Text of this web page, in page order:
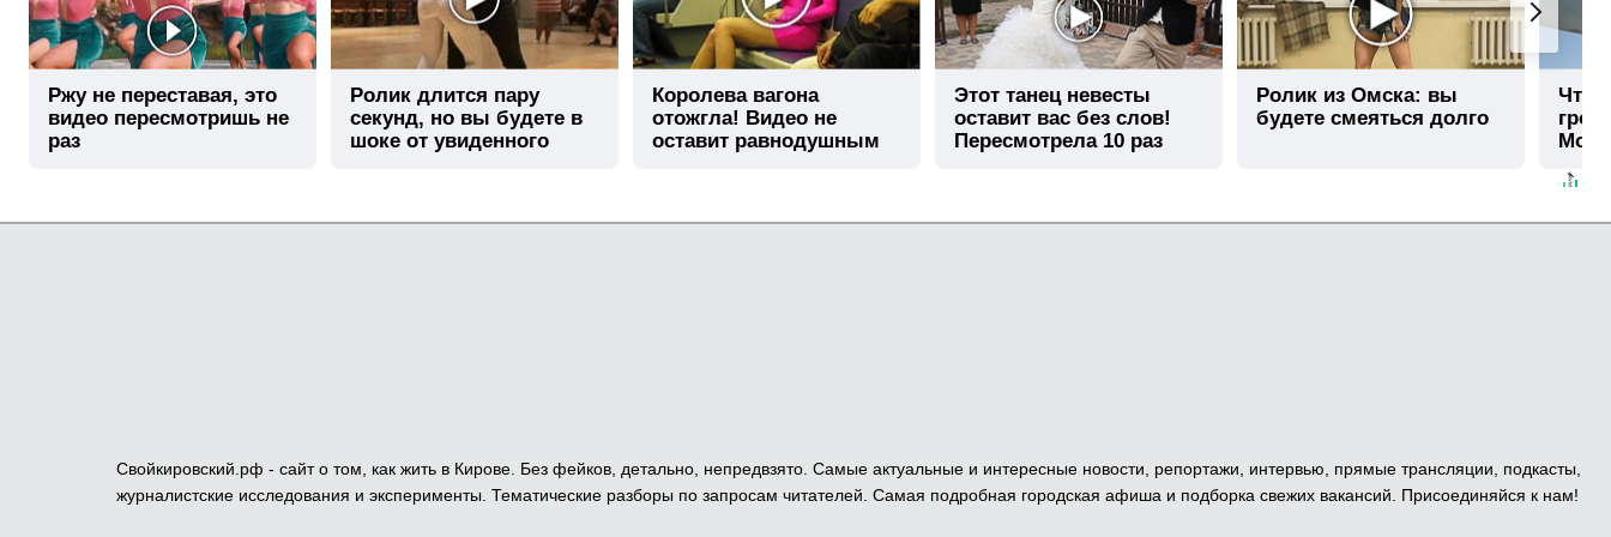
Ржу не переставая, это
видео пересмотришь не
раз
Ролик длится пару
секунд, но вы будете в
шоке от увиденного
Королева вагона
отожгла! Видео не
оставит равнодушным
Этот танец невесты
оставит вас без слов!
Пересмотрела 10 раз
Ролик из Омска: вы
будете смеяться долго
Что
Свойкировский.рф - сайт о том, как жить в Кирове. Без фейков, детально, непредвзято. Самые актуальные и интересные новости, репортажи, интервью, прямые трансляции, подкасты,
журналистские исследования и эксперименты. Тематические разборы по запросам читателей. Самая подробная городская афиша и подборка свежих вакансий. Присоединяйся к нам!